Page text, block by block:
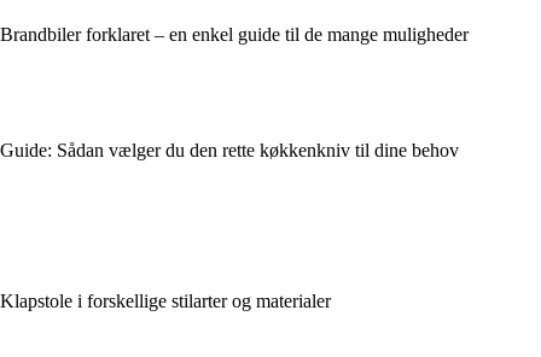
Brandbiler forklaret – en enkel guide til de mange muligheder
Guide: Sådan vælger du den rette køkkenkniv til dine behov
Klapstole i forskellige stilarter og materialer